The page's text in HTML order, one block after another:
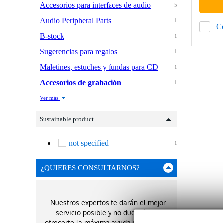
5
Accesorios para interfaces de audio
1
Audio Peripheral Parts
1
B-stock
1
Sugerencias para regalos
1
Maletines, estuches y fundas para CD
1
Accesorios de grabación
Ver más
Sustainable product
1
not specified
¿QUIERES CONSULTARNOS?
Nuestros expertos te darán el mejor
servicio posible y no dudarán en